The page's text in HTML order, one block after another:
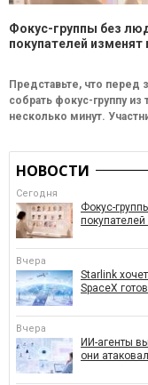
Фокус-группы без
покупателей
Представьте, что перед
собрать фокус-группу
несколько минут.
НОВОСТИ
Сегодня
Фокус-
Вчера
Starlink
SpaceX
Вчера
ИИ-агенты
они